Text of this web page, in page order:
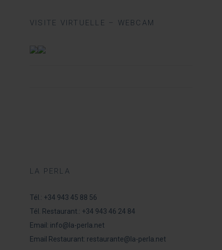
VISITE VIRTUELLE – WEBCAM
LA PERLA
Tél.: +34 943 45 88 56
Tél. Restaurant.: +34 943 46 24 84
Email: info@la-perla.net
Email Restaurant: restaurante@la-perla.net